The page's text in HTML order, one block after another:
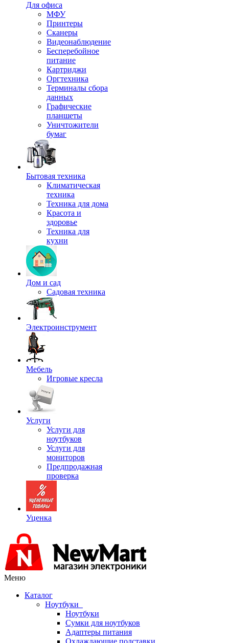
Для офиса
МФУ
Принтеры
Сканеры
Видеонаблюдение
Бесперебойное
питание
Картриджи
Оргтехника
Терминалы сбора
данных
Графические
планшеты
Уничтожители
бумаг
Бытовая техника
Климатическая
техника
Техника для дома
Красота и
здоровье
Техника для
кухни
Дом и сад
Садовая техника
Электроинструмент
Мебель
Игровые кресла
Услуги
Услуги для
ноутбуков
Услуги для
мониторов
Предпродажная
проверка
Уценка
Меню
Каталог
Ноутбуки
Ноутбуки
Сумки для ноутбуков
Адаптеры питания
Охлаждающие подставки